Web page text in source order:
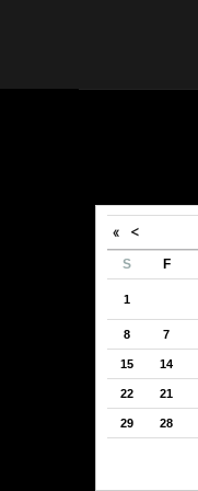
>
»
F
S
1
7
8
14
15
21
22
28
29